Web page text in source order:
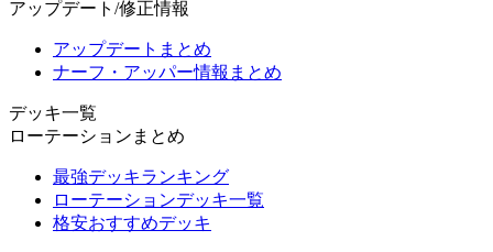
アップデート/修正情報
アップデートまとめ
ナーフ・アッパー情報まとめ
デッキ一覧
ローテーションまとめ
最強デッキランキング
ローテーションデッキ一覧
格安おすすめデッキ